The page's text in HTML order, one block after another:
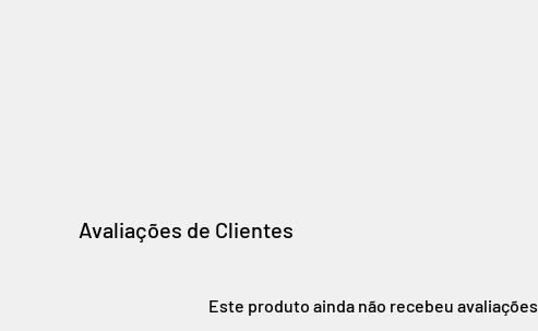
Avaliações de Clientes
Este produto ainda não recebeu avaliações